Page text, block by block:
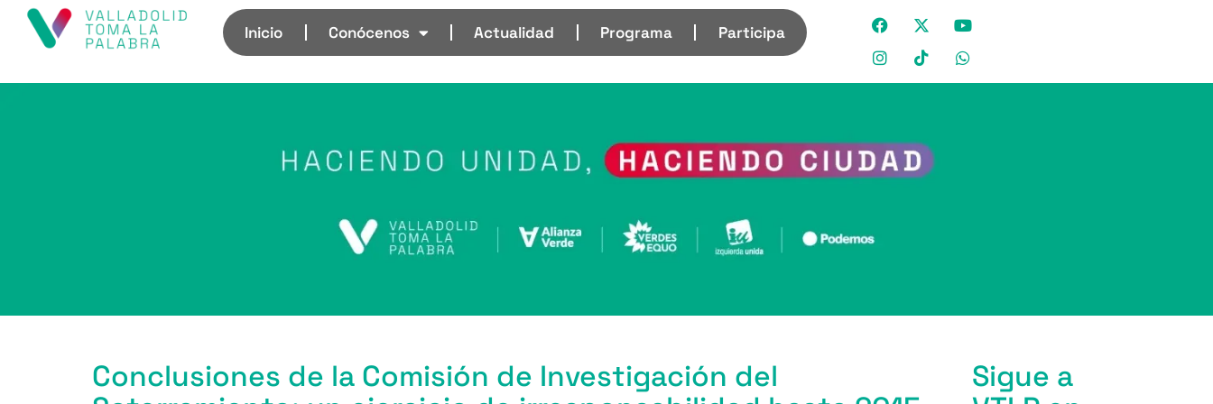
Inicio Conócenos Actualidad Programa Participa
Conclusiones de la Comisión de Investigación del
Sigue a